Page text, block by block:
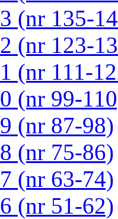
(nr 135-
(nr 123-
(nr 111-
(nr 99-
(nr 87-98)
(nr 75-86)
(nr 63-74)
(nr 51-62)